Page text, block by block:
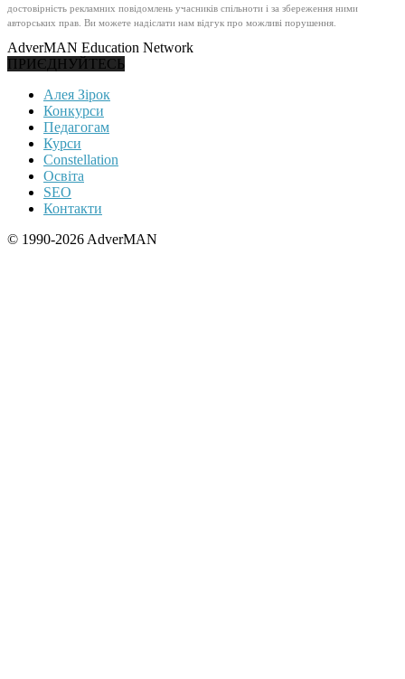
достовірність рекламних повідомлень учасників спільноти і за збереження ними
авторських прав. Ви можете надіслати нам відгук про можливі порушення.
AdverMAN Education Network
ПРИЄДНУЙТЕСЬ
Алея Зірок
Конкурси
Педагогам
Курси
Constellation
Освіта
SEO
Контакти
© 1990-2026 AdverMAN